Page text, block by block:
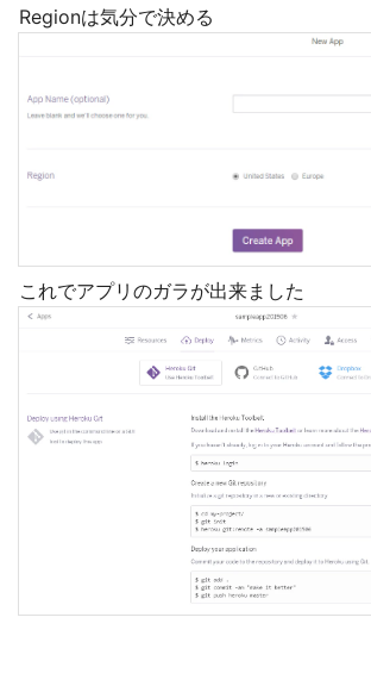
Regionは気分で決める
これでアプリのガラが出来ました